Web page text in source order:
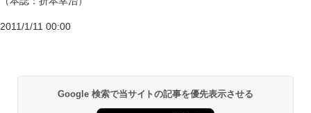
2011/1/11 00:00
Google 検索で当サイトの記事を優先表示させる